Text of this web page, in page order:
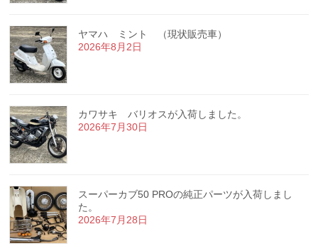
ヤマハ ミント （現状販売車）
2026年8月2日
カワサキ バリオスが入荷しました。
2026年7月30日
スーパーカブ50 PROの純正パーツが入荷しまし
た。
2026年7月28日